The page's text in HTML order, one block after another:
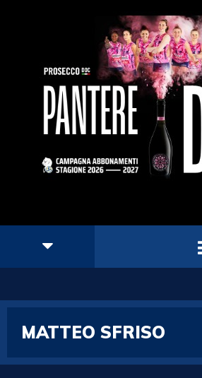
MATTEO SFRISO